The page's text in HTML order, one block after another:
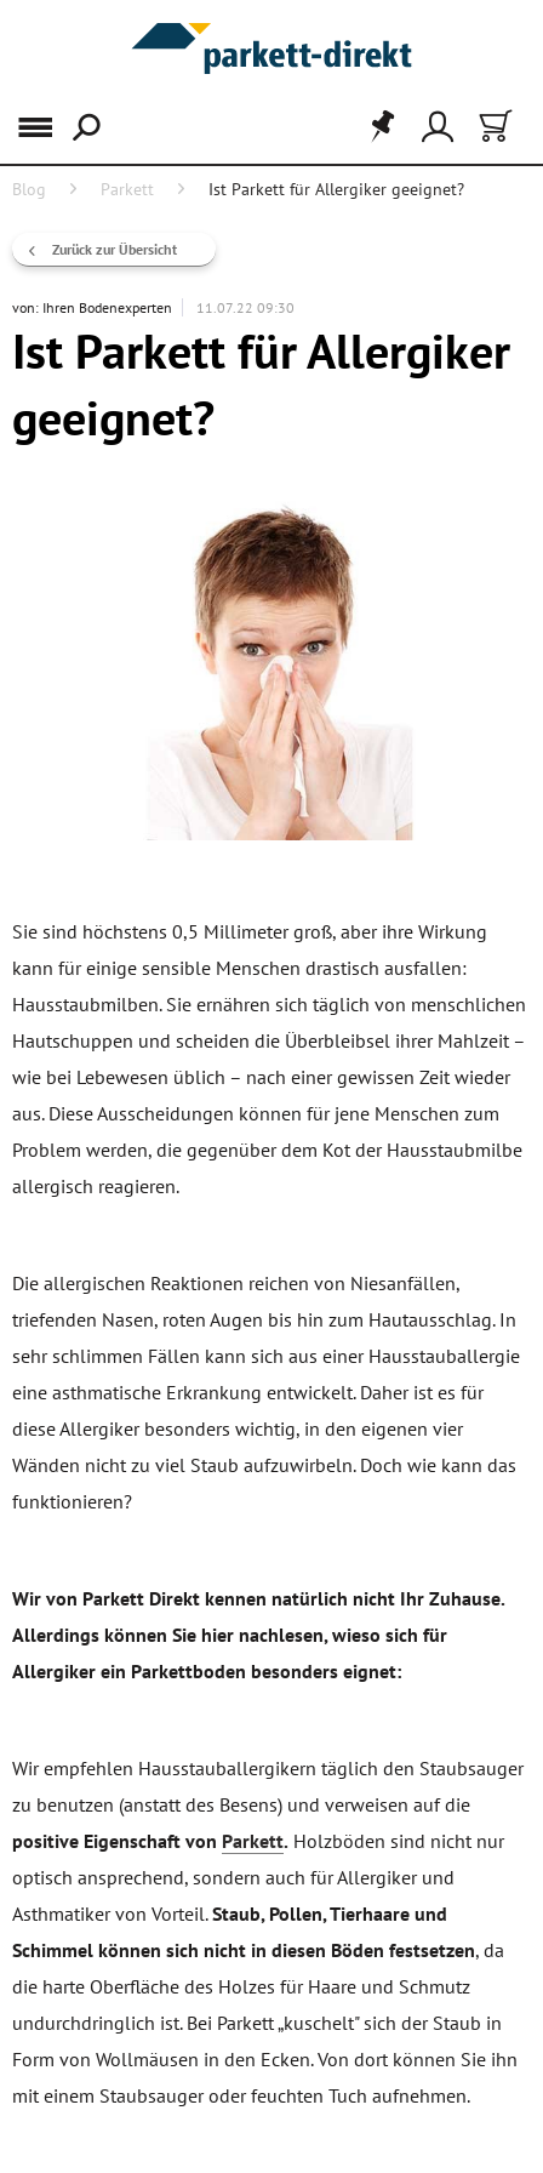
Menü
Blog Parkett Ist Parkett für Allergiker geeignet?
Zurück zur Übersicht
Ist Parkett für Allergiker
geeignet?
von: Ihren Bodenexperten 11.07.22 09:30
Sie sind höchstens 0,5 Millimeter groß, aber ihre Wirkung
kann für einige sensible Menschen drastisch ausfallen:
Hausstaubmilben. Sie ernähren sich täglich von menschlichen
Hautschuppen und scheiden die Überbleibsel ihrer Mahlzeit –
wie bei Lebewesen üblich – nach einer gewissen Zeit wieder
aus. Diese Ausscheidungen können für jene Menschen zum
Problem werden, die gegenüber dem Kot der Hausstaubmilbe
allergisch reagieren.
Die allergischen Reaktionen reichen von Niesanfällen,
triefenden Nasen, roten Augen bis hin zum Hautausschlag. In
sehr schlimmen Fällen kann sich aus einer Hausstauballergie
eine asthmatische Erkrankung entwickelt. Daher ist es für
diese Allergiker besonders wichtig, in den eigenen vier
Wänden nicht zu viel Staub aufzuwirbeln. Doch wie kann das
funktionieren?
Wir von Parkett Direkt kennen natürlich nicht Ihr Zuhause.
Allerdings können Sie hier nachlesen, wieso sich für
Allergiker ein Parkettboden besonders eignet:
Wir empfehlen Hausstauballergikern täglich den Staubsauger
zu benutzen (anstatt des Besens) und verweisen auf die
positive Eigenschaft von Parkett. Holzböden sind nicht nur
optisch ansprechend, sondern auch für Allergiker und
Asthmatiker von Vorteil.Staub, Pollen, Tierhaare und
Schimmel können sich nicht in diesen Böden festsetzen, da
die harte Oberfläche des Holzes für Haare und Schmutz
undurchdringlich ist. Bei Parkett „kuschelt" sich der Staub in
Form von Wollmäusen in den Ecken. Von dort können Sie ihn
mit einem Staubsauger oder feuchten Tuch aufnehmen.